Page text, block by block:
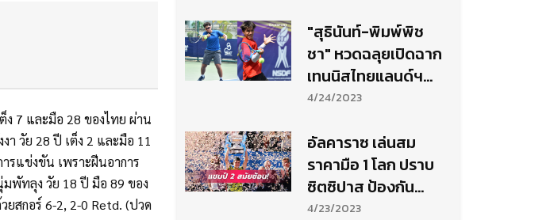
7 และมือ 28 ของไทย ผ่าน
า วัย 28 ปี เต็ง 2 และมือ 11
รแข่งขัน เพราะฝีนอาการ
พัทลุง วัย 18 ปี มือ 89 ของ
สกอร์ 6-2, 2-0 Retd. (ปวด
"สุธินันท์-พิมพ์พิช
ชา" หวดฉลุยเปิดฉาก
เทนนิสไทยแลนด์ฯ
สนาม 6
4/24/2023
อัลคาราซ เล่นสม
ราคามือ 1 โลก ปราบ
ซิตซิปาส ป้องกัน
แชมป์หวดบาร์เซโลน่
4/23/2023